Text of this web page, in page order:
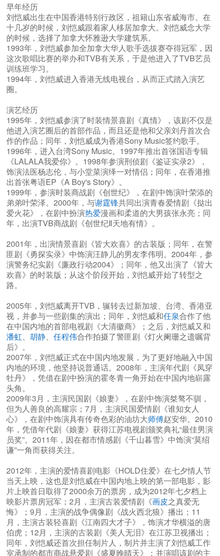
早年经历
刘恺威出生在中国香港特别行政区，祖籍山东省威海市。在
十几岁的时候，刘恺威跟着家人移居加拿大。刘恺威念大学
的时候，选择了加拿大怀雅逊大学建筑系。
1993年，刘恺威参加全加拿大华人歌手选拔赛夺得冠军，因
这次歌唱比赛的举办和TVB有关系，于是他进入了TVB艺员
训练班学习。
1994年，刘恺威进入香港无线电视台，从而正式踏入演艺
圈。
演艺经历
1995年，刘恺威参演了时装情景喜剧《真情》，该剧不仅是
他进入演艺圈后的首部作品，而且还是他和父亲刘丹首次合
作的作品；同年，刘恺威成为香港Sony Music签约歌手。
1996年，进入台湾Sony Music。1997年推出首张国语专辑
《LALALA我爱你》。1998年参演刑侦剧《鉴证实录2》，
饰演法医杨志伦，与小堂菜演绎一对情侣；同年，在香港推
出首张粤语EP《A Boy's Story》。
1999年，参演时装商战剧《创世纪》，在剧中饰演叶荣添的
弟弟叶荣泽。2000年，与谢霆锋共同出演青春爱情剧《挞出
爱火花》，在剧中扮演热爱漫画和柔道的大男孩张永亮；同
年，出演TVB商战剧《创世纪Ⅱ天地有情》。
2001年，出演情景喜剧《皆大欢喜》的古装版；同年，在警
匪剧《勇探实录》中饰演汪静儿的男友李伟明。2004年，参
演警务纪实剧《廉政行动2004》；同年，他又出演了《皆大
欢喜》的时装版；从这个阶段开始，刘恺威开始了转型之
路。
2005年，刘恺威离开TVB，辗转去过新加坡、台湾、香港亚
视，并参与一些剧集的演出；同年，刘恺威和任泉合作了他
在中国内地的首部电视剧《大清徽商》；之后，刘恺威又和
潘虹、 胡静、 任程伟合作拍摄了警匪剧《灯火阑珊之遗嘱背
后》。
2007年，刘恺威正式在中国内地发展，为了更好地融入中国
内地的环境，他坚持说普通话。2008年，主演年代剧《凤穿
牡丹》，凭借在剧中扮演的霍冬青一角开始在中国内地崭露
头角。
2009年3月，主演民国剧《娘妻》，在剧中饰演桀骜不驯，
但为人善良的高耀宗；7月，主演民国爱情剧《谁知女人
心》，在剧中饰演具有传奇色彩的油坊大师傅赵安华。2010
年，凭借年代剧《娘妻》获得江苏电视剧颁奖典礼“最佳男演
员奖”。2011年，因在都市情感剧《千山暮雪》中饰演“莫绍
谦”一角而获得关注。
2012年，主演的爱情喜剧电影《HOLD住爱》在七夕情人节
当天上映，这也是刘恺威在中国内地上映的第一部电影，影
片上映首日取得了2000余万的票房，成为2012年七夕档上
映影片票房冠军；2月，主演古装爱情剧《画皮之真爱无
悔》；9月，主演的战争偶像剧《战火西北狼》播出；11
月，主演古装轻喜剧《江南四大才子》，饰演才华横溢的唐
伯虎；12月，主演的古装剧《美人无泪》在江苏卫视播出；
同年，刘恺威还首次担任制片人，制片并主演了刘恺威工作
室承制的都市商战悬爱剧《盛夏晚晴天》；并演唱该剧的主